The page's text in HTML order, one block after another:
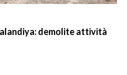
demolite attività